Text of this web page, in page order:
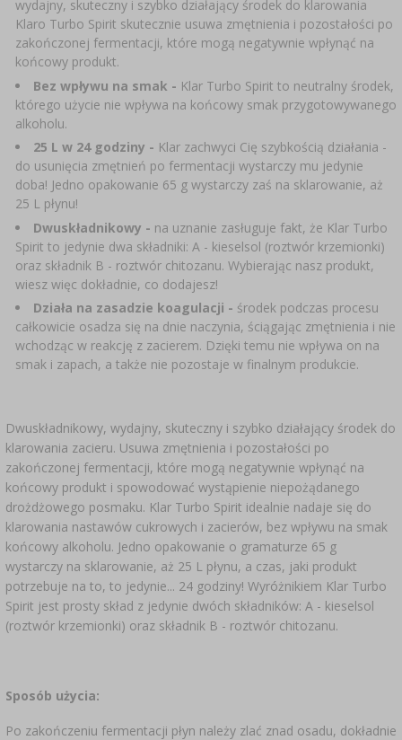
PEKLE, MARYNATY I ZIOŁA ›
KULTURY BAKTERII
LITERATURA WĘDLINIARSTWO
AROMATY DYMU WĘDZARNICZEGO
MIERNIKI, WSKAŹNIKI ›
BUTELKI
GĄSIORY
REGAŁY
AROMATYZACJA ›
LITERATURA
BADANIA WINA
SUBSTANCJE DODATKOWE
ETYKIETY
BADANIA ALKOHOLU
LITERATURA
GADŻETY DOMOWE
MOTORYZACJA
wydajny, skuteczny i szybko działający środek do klarowania
Klaro Turbo Spirit skutecznie usuwa zmętnienia i pozostałości po
zakończonej fermentacji, które mogą negatywnie wpłynąć na
końcowy produkt.
Bez wpływu na smak - Klar Turbo Spirit to neutralny środek,
którego użycie nie wpływa na końcowy smak przygotowywanego
alkoholu.
25 L w 24 go dziny - Klar zachwyci Cię szybkością działania -
do usunięcia zmętnień po fermentacji wystarczy mu jedynie
doba! Jedno opakowanie 65 g wystarczy zaś na sklarowanie, aż
25 L płynu!
Dwuskładnikowy - na uznanie zasługuje fakt, że Klar Turbo
Spirit to jedynie dwa składniki: A - kieselsol (roztwór krzemionki)
oraz składnik B - roztwór chitozanu. Wybierając nasz produkt,
wiesz więc dokładnie, co dodajesz!
Działa na zasadzie koagulacji - środek podczas procesu
całkowicie osadza się na dnie naczynia, ściągając zmętnienia i nie
wchodząc w reakcję z zacierem. Dzięki temu nie wpływa on na
smak i zapach, a także nie pozostaje w finalnym produkcie.
​Dwuskładnikowy, wydajny, skuteczny i szybko działający środek do
klarowania zacieru. Usuwa zmętnienia i pozostałości po
zakończonej fermentacji, które mogą negatywnie wpłynąć na
końcowy produkt i spowodować wystąpienie niepożądanego
drożdżowego posmaku. Klar Turbo Spirit idealnie nadaje się do
klarowania nastawów cukrowych i zacierów, bez wpływu na smak
końcowy alkoholu. Jedno opakowanie o gramaturze 65 g
wystarczy na sklarowanie, aż 25 L płynu, a czas, jaki produkt
potrzebuje na to, to jedynie... 24 godziny! Wyróżnikiem Klar Turbo
Spirit jest prosty skład z jedynie dwóch składników: A - kieselsol
(roztwór krzemionki) oraz składnik B - roztwór chitozanu.
Sposób użycia:
Po zakończeniu fermentacji płyn należy zlać znad osadu, dokładnie